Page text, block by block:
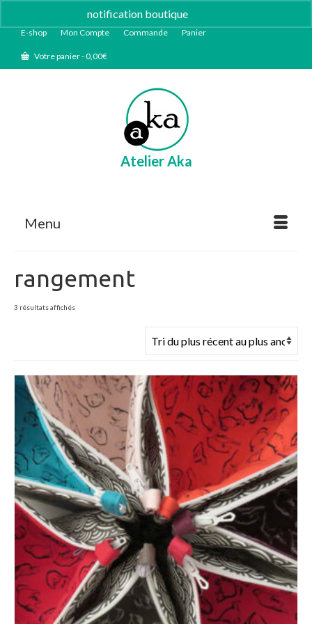
notification boutique
E-shop Mon Compte Commande Panier
Votre panier-0,00€
Atelier Aka
Menu
rangement
3 résultats affichésTrié
plus
ancien